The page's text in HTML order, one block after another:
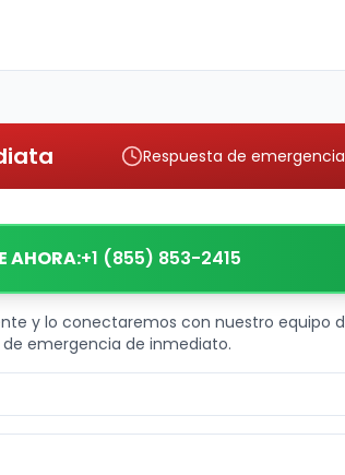
Respuesta de
AHORA:+1 (855) 853-2415
y lo conectaremos con nuestro equipo
emergencia de inmediato.